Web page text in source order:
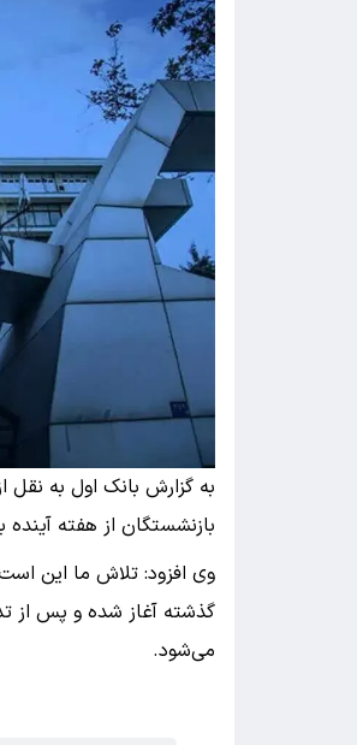
به گزارش بانک اول به
بازنشستگان از هفته
گذشته آغاز شده و پس از
می‌شود.